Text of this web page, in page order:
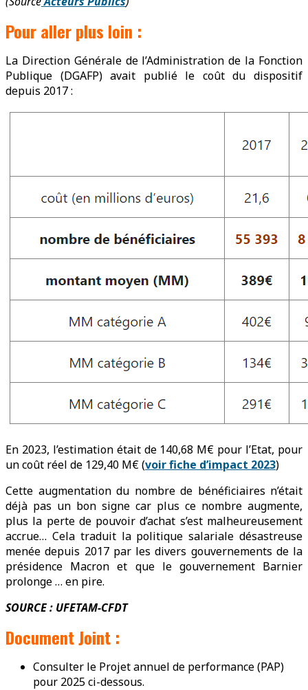
Pour aller plus loin :
La Direction Générale de l’Administration de la Fonction
Publique (DGAFP) avait publié le coût du dispositif
depuis 2017 :
En 2023, l’estimation était de 140,68 M€ pour l’Etat, pour
un coût réel de 129,40 M€ (voir fiche d’impact 2023)
Cette augmentation du nombre de bénéficiaires n’était
déjà pas un bon signe car plus ce nombre augmente,
plus la perte de pouvoir d’achat s’est malheureusement
accrue… Cela traduit la politique salariale désastreuse
menée depuis 2017 par les divers gouvernements de la
présidence Macron et que le gouvernement Barnier
prolonge … en pire.
SOURCE : UFETAM-CFDT
Document Joint :
Consulter le Projet annuel de performance (PAP)
pour 2025 ci-dessous.